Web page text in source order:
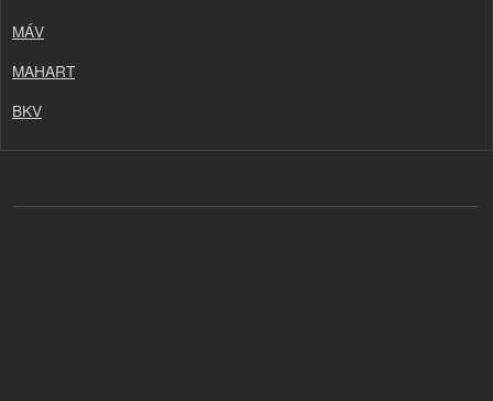
MÁV
MAHART
BKV